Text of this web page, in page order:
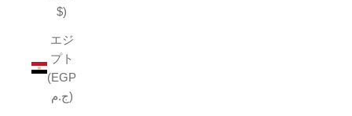
$)
エジ
プト
(EGP
ج.م)